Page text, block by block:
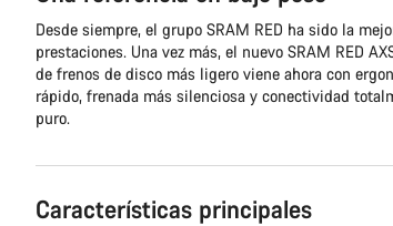
Desde siempre, el grupo SRAM RED ha sido la
prestaciones. Una vez más, el nuevo SRAM RED
de frenos de disco más ligero viene ahora con
rápido, frenada más silenciosa y conectividad
puro.
Características principales